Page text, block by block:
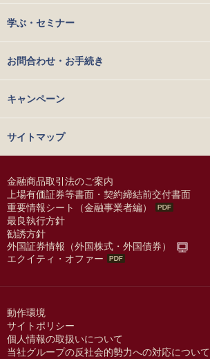
学ぶ・セミナー
お問合わせ・お手続き
キャンペーン
サイトマップ
金融商品取引法のご案内
上場有価証券等書面・契約締結前交付書面
重要情報シート（金融事業者編）
最良執行方針
勧誘方針
外国証券情報（外国株式・外国債券）
エクイティ・オファー
動作環境
サイトポリシー
個人情報の取扱いについて
当社グループの反社会的勢力への対応について